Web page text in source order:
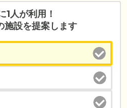
1人が利用！
施設を提案します